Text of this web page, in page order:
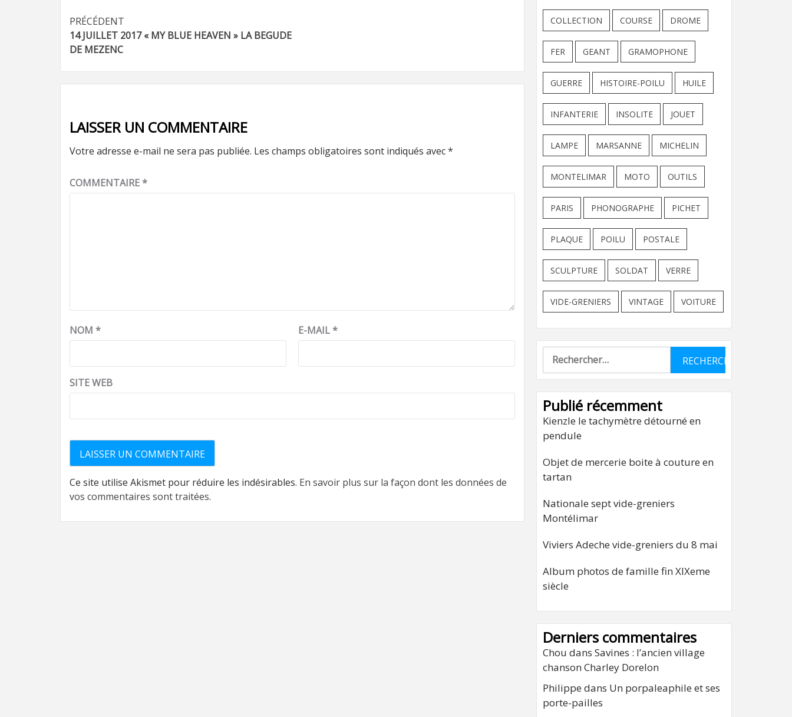
Navigation
d’article
PRÉCÉDENT
14 JUILLET 2017 « MY BLUE HEAVEN » LA BEGUDE
DE MEZENC
LAISSER UN COMMENTAIRE
Votre adresse e-mail ne sera pas publiée. Les champs obligatoires sont indiqués avec*
COMMENTAIRE*
NOM * E-MAIL*
SITE WEB
Ce site utilise Akismet pour réduire les indésirables. En savoir plus sur la façon dont les données de
vos commentaires sont traitées.
COLLECTION COURSE DROME
FER GEANT GRAMOPHONE
GUERRE HISTOIRE-POILU HUILE
INFANTERIE INSOLITE JOUET
LAMPE MARSANNE MICHELIN
MONTELIMAR MOTO OUTILS
PARIS PHONOGRAPHE PICHET
PLAQUE POILU POSTALE
SCULPTURE SOLDAT VERRE
VIDE-GRENIERS VINTAGE VOITURE
Rechercher :
Publié récemment
Kienzle le tachymètre détourné en
pendule
Objet de mercerie boite à couture en
tartan
Nationale sept vide-greniers
Montélimar
Viviers Adeche vide-greniers du 8 mai
Album photos de famille fin XIXeme
siècle
Derniers commentaires
Chou dans Savines : l’ancien village
chanson Charley Dorelon
Philippe dans Un porpaleaphile et ses
porte-pailles